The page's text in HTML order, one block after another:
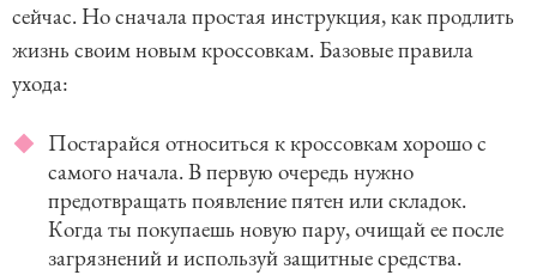
сейчас. Но сначала простая инструкция, как продлить
жизнь своим новым кроссовкам. Базовые правила
ухода:
Постарайся относиться к кроссовкам хорошо с
самого начала. В первую очередь нужно
предотвращать появление пятен или складок.
Когда ты покупаешь новую пару, очищай ее после
загрязнений и используй защитные средства.